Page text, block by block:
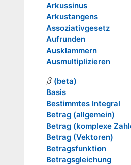
Arkussinus
Arkustangens
Assoziativgesetz
Aufrunden
Ausklammern
Ausmultiplizieren
β
β (beta)
Basis
Bestimmtes Integral
Betrag (allgemein)
Betrag (komplexe
Betrag (Vektoren)
Betragsfunktion
Betragsgleichung